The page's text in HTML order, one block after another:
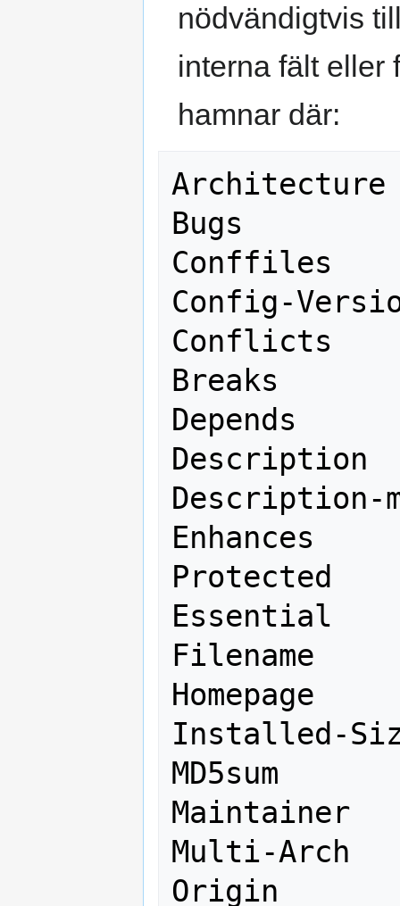
nödvändigtvis
interna fält eller
hamnar där:
Architecture
Bugs
Conffiles
Config-
Conflicts
Breaks
Depends
Description
Description-
Enhances
Protected
Essential
Filename
Homepage
Installed-
MD5sum
Maintainer
Multi-Arch
Origin